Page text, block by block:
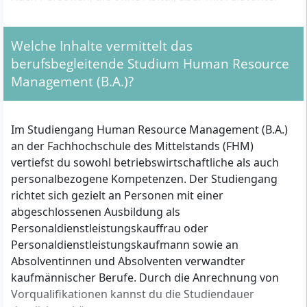
den akademischen Weg einschlagen möchten,
profitieren von diesem flexiblen Studienmodell.
Zulassungsvoraussetzungen: Wer kann sich
Abgeschlossene Berufsausbildung:
Voraussetzung ist eine erfolgreich abgeschlossene
Ausbildung als Personaldienstleistungskauffrau
oder -kaufmann oder eine abgeschlossene
kaufmännische Ausbildung (z. B.
Industriekaufleute, Kaufleute für Groß- und
Außenhandel, Kaufleute im Einzelhandel, Kaufleute
für Büromanagement, Kaufleute für
Versicherungen und Finanzen, Bankkaufleute).
Studieren ohne Abitur:Auch ohne allgemeine
oder fachgebundene Hochschulreife ist die
Welche Inhalte vermittelt das
berufsbegleitende Studium Human Resource
Management (B.A.)?
Im Studiengang Human Resource Management (B.A.)
an der Fachhochschule des Mittelstands (FHM)
vertiefst du sowohl betriebswirtschaftliche als auch
personalbezogene Kompetenzen. Der Studiengang
richtet sich gezielt an Personen mit einer
abgeschlossenen Ausbildung als
Personaldienstleistungskauffrau oder
Personaldienstleistungskaufmann sowie an
Absolventinnen und Absolventen verwandter
kaufmännischer Berufe. Durch die Anrechnung von
Vorqualifikationen kannst du die Studiendauer